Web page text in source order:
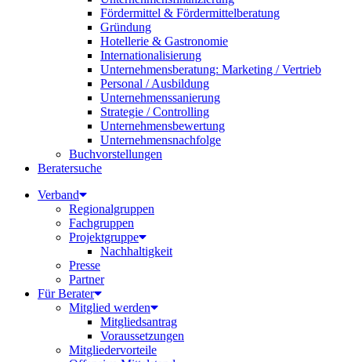
Fördermittel & Fördermittelberatung
Gründung
Hotellerie & Gastronomie
Internationalisierung
Unternehmensberatung: Marketing / Vertrieb
Personal / Ausbildung
Unternehmenssanierung
Strategie / Controlling
Unternehmensbewertung
Unternehmensnachfolge
Buchvorstellungen
Beratersuche
Verband
Regionalgruppen
Fachgruppen
Projektgruppe
Nachhaltigkeit
Presse
Partner
Für Berater
Mitglied werden
Mitgliedsantrag
Voraussetzungen
Mitgliedervorteile